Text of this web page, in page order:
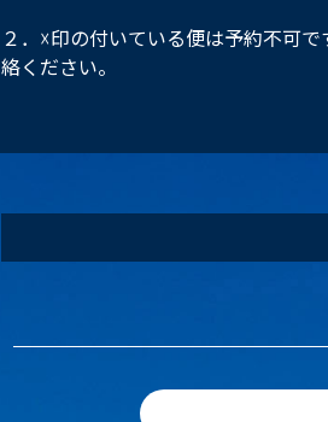
２．☓印の付いている便は予約不可
絡ください。